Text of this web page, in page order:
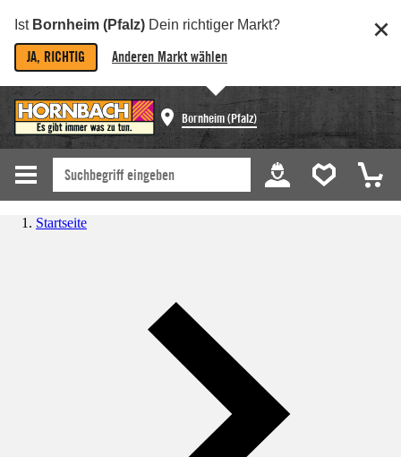
Ist Bornheim (Pfalz) Dein richtiger Markt?
JA, RICHTIG Anderen Markt wählen
Bornheim (Pfalz)
Startseite